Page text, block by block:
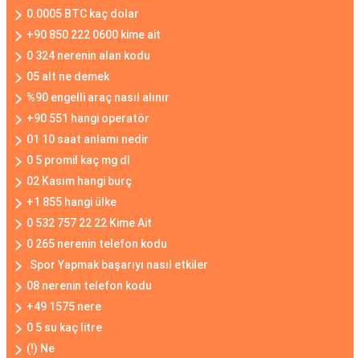
0.0005 BTC kaç dolar
+90 850 222 0600 kime ait
0 324 nerenin alan kodu
05 alt ne demek
%90 engelli araç nasıl alınır
+90 551 hangi operatör
01 10 saat anlamı nedir
0 5 promil kaç mg dl
02 Kasım hangi burç
+1 855 hangi ülke
0 532 757 22 22 Kime Ait
0 265 nerenin telefon kodu
.Spor Yapmak başarıyı nasıl etkiler
08 nerenin telefon kodu
+49 1575 nere
0 5 su kaç litre
(!) Ne